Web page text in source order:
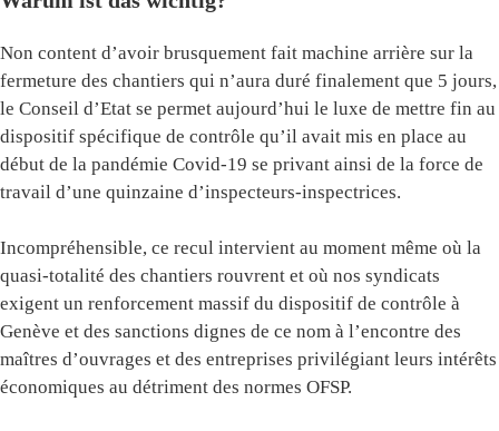
Non content d’avoir brusquement fait machine arrière sur la
fermeture des chantiers qui n’aura duré finalement que 5 jours,
le Conseil d’Etat se permet aujourd’hui le luxe de mettre fin au
dispositif spécifique de contrôle qu’il avait mis en place au
début de la pandémie Covid-19 se privant ainsi de la force de
travail d’une quinzaine d’inspecteurs-inspectrices.
Incompréhensible, ce recul intervient au moment même où la
quasi-totalité des chantiers rouvrent et où nos syndicats
exigent un renforcement massif du dispositif de contrôle à
Genève et des sanctions dignes de ce nom à l’encontre des
maîtres d’ouvrages et des entreprises privilégiant leurs intérêts
économiques au détriment des normes OFSP.